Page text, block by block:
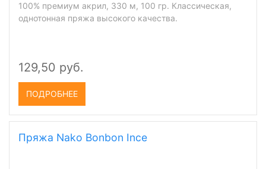
100% премиум акрил, 330 м, 100 гр. Классическая,
однотонная пряжа высокого качества.
129,50 руб.
ПОДРОБНЕЕ
Пряжа Nako Bonbon Ince